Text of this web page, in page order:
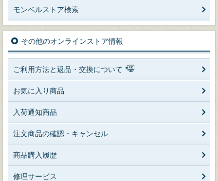
モンベルストア検索
その他のオンラインストア情報
ご利用方法と返品・交換について
お気に入り商品
入荷通知商品
注文商品の確認・キャンセル
商品購入履歴
修理サービス